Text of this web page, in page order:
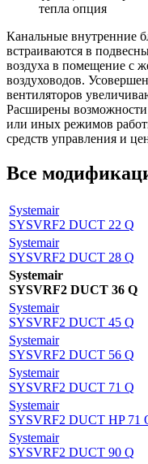
тепла опция
Канальные внутренние
встраиваются в
воздуха в помещение с
воздуховодов.
вентиляторов
Расширены
или иных режимов
средств управления и
Все
Systemair
SYSVRF2 DUCT 22 Q
Systemair
SYSVRF2 DUCT 28 Q
Systemair
SYSVRF2 DUCT 36 Q
Systemair
SYSVRF2 DUCT 45 Q
Systemair
SYSVRF2 DUCT 56 Q
Systemair
SYSVRF2 DUCT 71 Q
Systemair
SYSVRF2 DUCT HP 71
Systemair
SYSVRF2 DUCT 90 Q